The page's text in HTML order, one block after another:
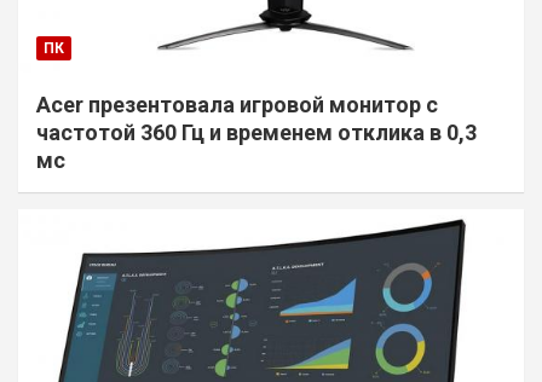
ПК
Acer презентовала игровой монитор с
частотой 360 Гц и временем отклика в 0,3
мс